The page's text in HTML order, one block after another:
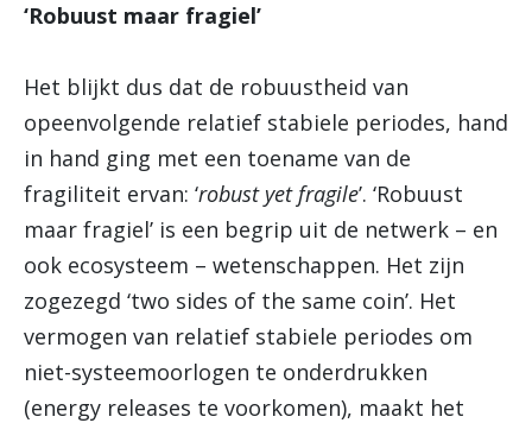
‘Robuust maar fragiel’
Het blijkt dus dat de robuustheid van
opeenvolgende relatief stabiele periodes, hand
in hand ging met een toename van de
fragiliteit ervan: ‘robust yet fragile’. ‘Robuust
maar fragiel’ is een begrip uit de netwerk – en
ook ecosysteem – wetenschappen. Het zijn
zogezegd ‘two sides of the same coin’. Het
vermogen van relatief stabiele periodes om
niet-systeemoorlogen te onderdrukken
(energy releases te voorkomen), maakt het